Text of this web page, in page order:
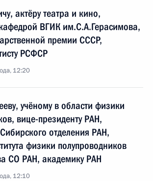
актёру театра и кино,
ВГИК им.С.А.Герасимова,
премии СССР,
РСФСР
12:20
учёному в области физики
вице-президенту РАН,
отделения РАН,
физики полупроводников
СО РАН, академику РАН
12:10